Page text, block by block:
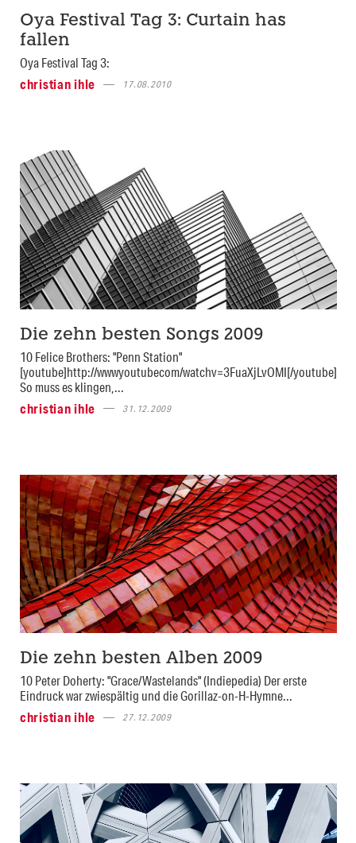
Oya Festival Tag 3: Curtain has
fallen
Oya Festival Tag 3:
christian ihle
17.08.2010
Die zehn besten Songs 2009
10 Felice Brothers: "Penn Station"
[youtube]http://wwwyoutubecom/watchv=3FuaXjLvOMI[/youtube]
So muss es klingen,...
christian ihle
31.12.2009
Die zehn besten Alben 2009
10 Peter Doherty: "Grace/Wastelands" (Indiepedia) Der erste
Eindruck war zwiespältig und die Gorillaz-on-H-Hymne...
christian ihle
27.12.2009